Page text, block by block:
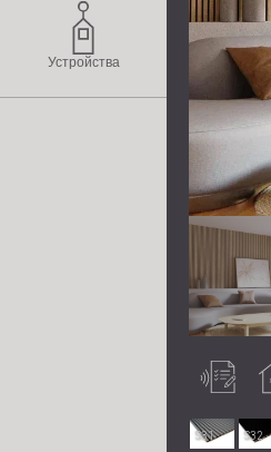
Устройства
тестван
S31 S32